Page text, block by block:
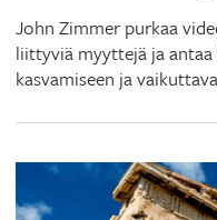
John Zimmer purkaa
liittyviä myyttejä ja
kasvamiseen ja